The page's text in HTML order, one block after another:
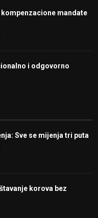
kompenzacione mandate
i odgovorno
Sve se mijenja tri puta
korova bez